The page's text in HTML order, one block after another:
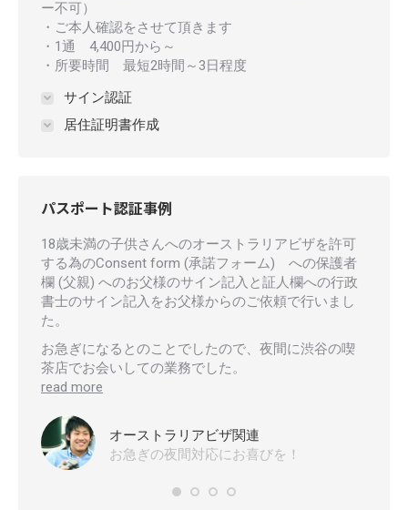
ー不可）
・ご本人確認をさせて頂きます
・1通 4,400円から～
・所要時間 最短2時間～3日程度
サイン認証
居住証明書作成
パスポート認証事例
18歳未満の子供さんへのオーストラリアビザを許可
する為のConsent form (承諾フォーム) への保護者
欄 (父親) へのお父様のサイン記入と証人欄への行政
書士のサイン記入をお父様からのご依頼で行いまし
た。
お急ぎになるとのことでしたので、夜間に渋谷の喫
茶店でお会いしての業務でした。
read more
オーストラリアビザ関連
お急ぎの夜間対応にお喜びを！